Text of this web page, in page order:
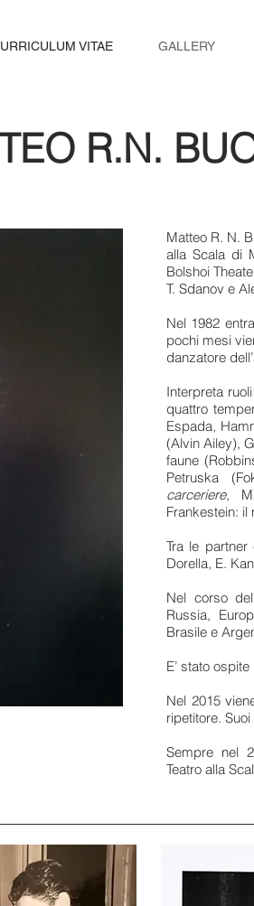
VITAE GALLERY
R.N.
Matteo R. N.
alla Scala di
Bolshoi
T. Sdanov e
Nel 1982
pochi mesi
danzatore
Interpreta
quattro
Espada,
(Alvin Ailey),
faune
Petruska
carceriere,
Frankestein: il
Tra le
Dorella, E.
Nel corso
Russia,
Brasile e
E’ stato
Nel 2015
ripetitore.
Sempre nel
Teatro alla